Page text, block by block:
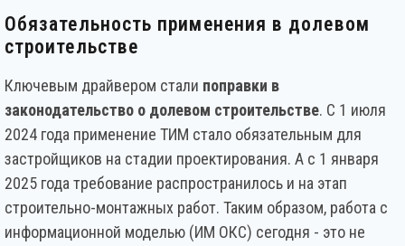
Обязательность применения в долевом
строительстве
Ключевым драйвером стали поправки в
законодательство о долевом строительстве. С 1 июля
2024 года применение ТИМ стало обязательным для
застройщиков на стадии проектирования. А с 1 января
2025 года требование распространилось и на этап
строительно-монтажных работ. Таким образом, работа с
информационной моделью (ИМ ОКС) сегодня - это не